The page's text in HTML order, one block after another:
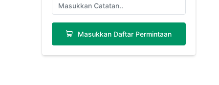
Masukkan Daftar Permintaan